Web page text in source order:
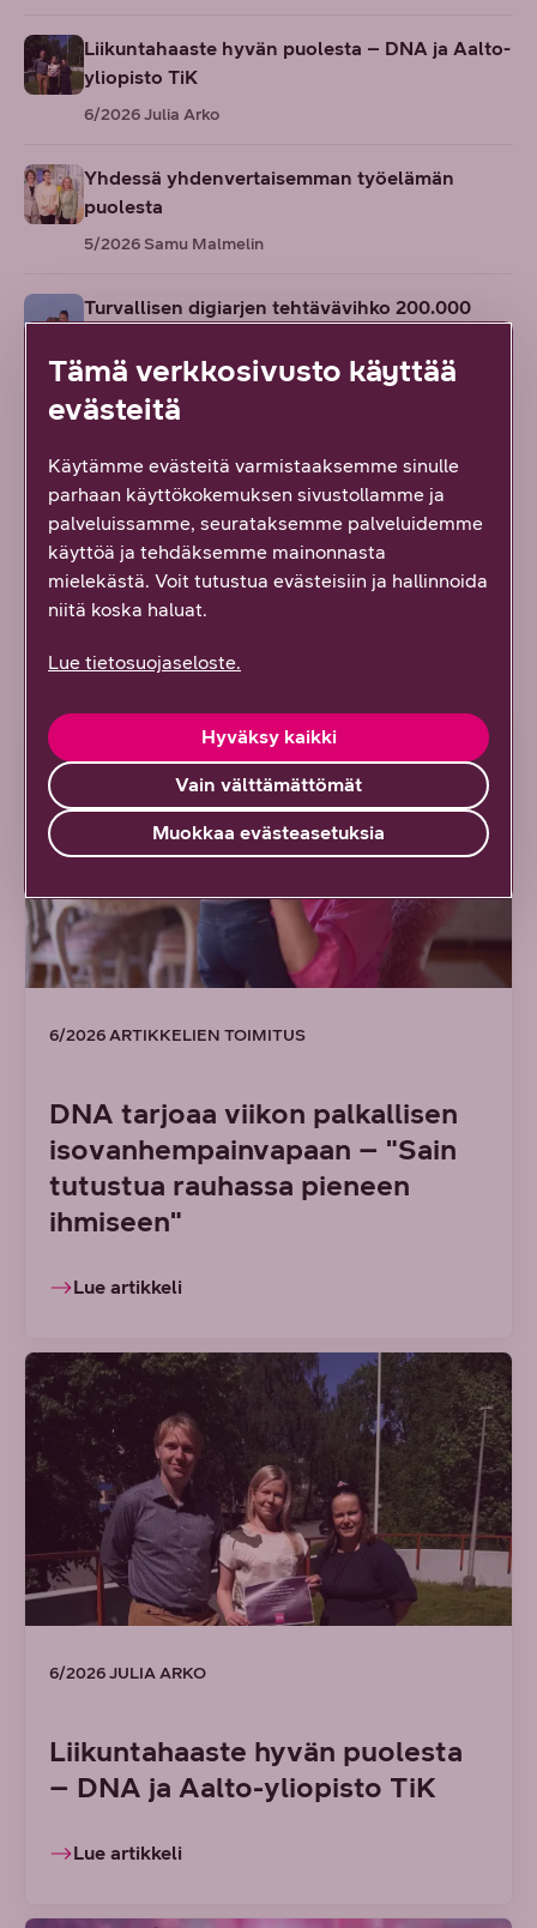
Liikuntahaaste hyvän puolesta – DNA ja Aalto-
yliopisto TiK
6/2026Julia Arko
Yhdessä yhdenvertaisemman työelämän
puolesta
5/2026Samu Malmelin
Turvallisen digiarjen tehtävävihko 200.000
2/2026Artikkelien toimitus
terveyden
1/2026Artikkelien toimitus
Kaikki artikkelit ja blogit
Tuoreimmat artikkelit ja blogit
6/2026 ARTIKKELIEN TOIMITUS
DNA tarjoaa viikon palkallisen
isovanhempainvapaan – "Sain
tutustua rauhassa pieneen
ihmiseen"
Lue artikkeli
6/2026 JULIA ARKO
Liikuntahaaste hyvän puolesta
– DNA ja Aalto-yliopisto TiK
Lue artikkeli
Tämä verkkosivusto käyttää
evästeitä
Käytämme evästeitä varmistaaksemme sinulle
parhaan käyttökokemuksen sivustollamme ja
palveluissamme, seurataksemme palveluidemme
käyttöä ja tehdäksemme mainonnasta
mielekästä. Voit tutustua evästeisiin ja hallinnoida
niitä koska haluat.
Lue tietosuojaseloste.
Vain välttämättömät
Hyväksy kaikki
Muokkaa evästeasetuksia